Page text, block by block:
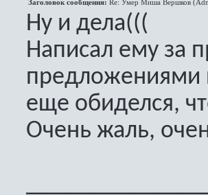
Заголовок сообщения: Re: Умер Миша Вершков
Ну и дела(((
Написал ему за
предложениями
еще обиделся,
Очень жаль,